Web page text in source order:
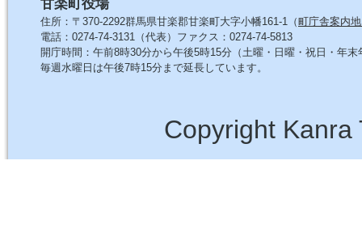
甘楽町役場
住所：〒370-2292群馬県甘楽郡甘楽町大字小幡161-1（町庁舎案内
電話：0274-74-3131（代表）ファクス：0274-74-5813
開庁時間：午前8時30分から午後5時15分（土曜・日曜・祝日・年末
毎週水曜日は午後7時15分まで延長しています。
Copyright Kanra